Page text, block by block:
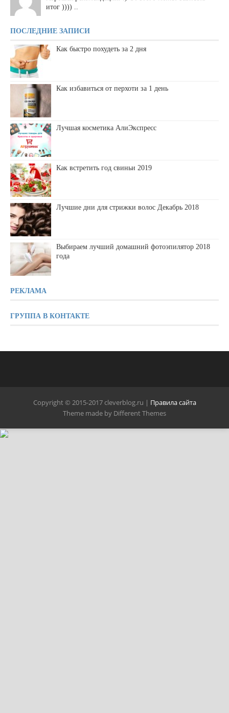
итог )))) ..
ПОСЛЕДНИЕ ЗАПИСИ
Как быстро похудеть за 2 дня
Как избавиться от перхоти за 1 день
Лучшая косметика АлиЭкспресс
Как встретить год свиньи 2019
Лучшие дни для стрижки волос Декабрь 2018
Выбираем лучший домашний фотоэпилятор 2018
года
РЕКЛАМА
ГРУППА В КОНТАКТЕ
Copyright © 2015-2017 cleverblog.ru | Правила сайта
Theme made by Different Themes